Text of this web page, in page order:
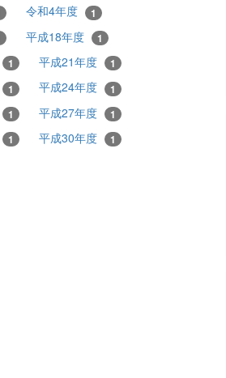
令和4年度 1
平成18年度 1
1 平成21年度 1
1 平成24年度 1
1 平成27年度 1
1 平成30年度 1